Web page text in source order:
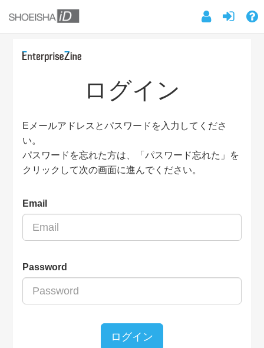
ログイン
Eメールアドレスとパスワードを入力してくださ
い。
パスワードを忘れた方は、「パスワード忘れた」を
クリックして次の画面に進んでください。
Email
Password
ログイン